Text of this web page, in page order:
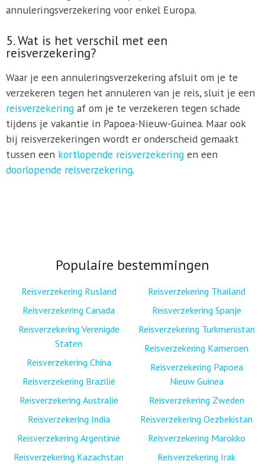
annuleringsverzekering voor enkel Europa.
5. Wat is het verschil met een
reisverzekering?
Waar je een annuleringsverzekering afsluit om je te
verzekeren tegen het annuleren van je reis, sluit je een
reisverzekeringaf om je te verzekeren tegen schade
tijdens je vakantie in Papoea-Nieuw-Guinea. Maar ook
bij reisverzekeringen wordt er onderscheid gemaakt
tussen een kortlopende reisverzekeringen een
doorlopende reisverzekering.
Populaire bestemmingen
Reisverzekering Rusland
Reisverzekering Canada
Reisverzekering Verenigde
Staten
Reisverzekering China
Reisverzekering Brazilië
Reisverzekering Australië
Reisverzekering India
Reisverzekering Argentinië
Reisverzekering Kazachstan
Reisverzekering Thailand
Reisverzekering Spanje
Reisverzekering Turkmenistan
Reisverzekering Kameroen
Reisverzekering Papoea
Nieuw Guinea
Reisverzekering Zweden
Reisverzekering Oezbekistan
Reisverzekering Marokko
Reisverzekering Irak